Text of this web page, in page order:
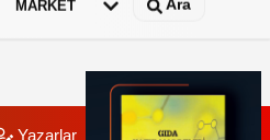
MARKET Ara
Yazarlar Üye Paneli